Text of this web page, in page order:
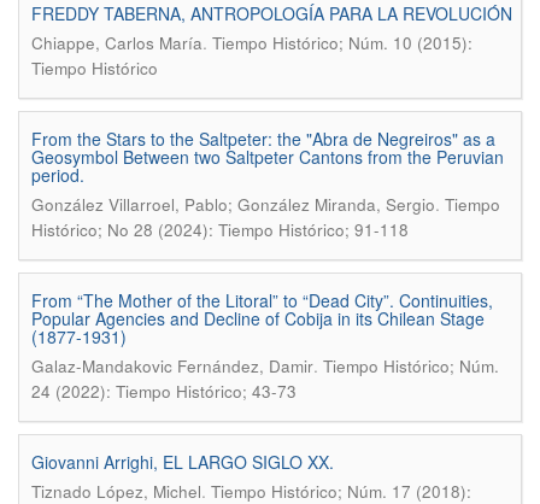
FREDDY TABERNA, ANTROPOLOGÍA PARA LA REVOLUCIÓN
Chiappe, Carlos María. Tiempo Histórico; Núm. 10 (2015):
Tiempo Histórico
From the Stars to the Saltpeter: the "Abra de Negreiros" as a
Geosymbol Between two Saltpeter Cantons from the Peruvian
period.
González Villarroel, Pablo; González Miranda, Sergio. Tiempo
Histórico; No 28 (2024): Tiempo Histórico; 91-118
From “The Mother of the Litoral” to “Dead City”. Continuities,
Popular Agencies and Decline of Cobija in its Chilean Stage
(1877-1931)
Galaz-Mandakovic Fernández, Damir. Tiempo Histórico; Núm.
24 (2022): Tiempo Histórico; 43-73
Giovanni Arrighi, EL LARGO SIGLO XX.
Tiznado López, Michel. Tiempo Histórico; Núm. 17 (2018):